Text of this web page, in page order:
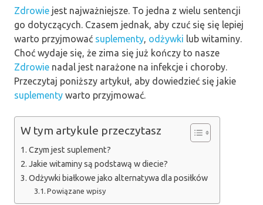
Zdrowie jest najważniejsze. To jedna z wielu sentencji
go dotyczących. Czasem jednak, aby czuć się się lepiej
warto przyjmować suplementy, odżywki lub witaminy.
Choć wydaje się, że zima się już kończy to nasze
Zdrowie nadal jest narażone na infekcje i choroby.
Przeczytaj poniższy artykuł, aby dowiedzieć się jakie
suplementy warto przyjmować.
W tym artykule przeczytasz
Czym jest suplement?
Jakie witaminy są podstawą w diecie?
Odżywki białkowe jako alternatywa dla posiłków
Powiązane wpisy